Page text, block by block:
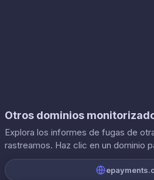
Otros dominios
Explora los informes de fugas de
rastreamos. Haz clic en un dominio